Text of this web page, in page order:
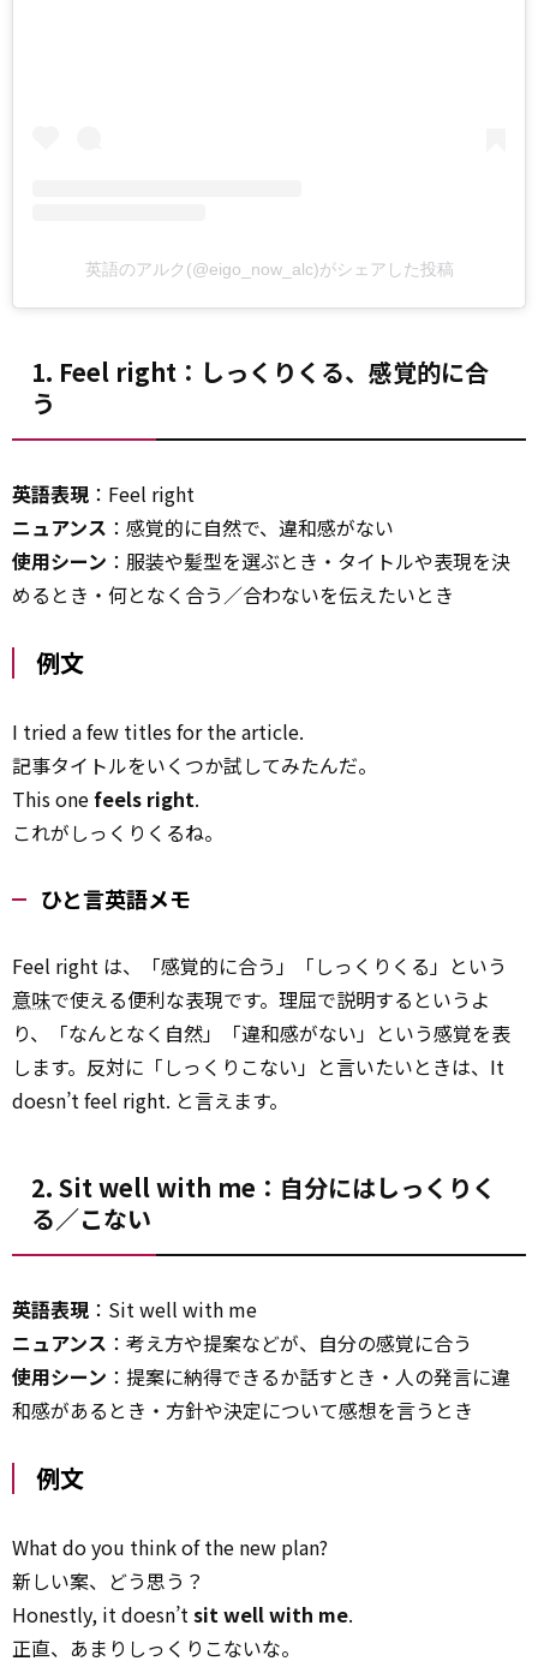
英語のアルク(@eigo_now_alc)がシェアした投稿
1. Feel right：しっくりくる、感覚的に合
う
英語表現 ：Feel right
ニュアンス ：感覚的に自然で、違和感がない
使用シーン ：服装や髪型を選ぶとき・タイトルや表現を決
めるとき・何となく合う／合わないを伝えたいとき
例文
I tried a few titles for the article.
記事タイトルをいくつか試してみたんだ。
This onefeels right.
これがしっくりくるね。
ひと言英語メモ
Feel right は、「感覚的に合う」「しっくりくる」という
意味で使える便利な表現です。理屈で説明するというよ
り、「なんとなく自然」「違和感がない」という感覚を表
します。反対に「しっくりこない」と言いたいときは、It
doesn’t feel right. と言えます。
2. Sit well with me：自分にはしっくりく
る／こない
英語表現 ：Sit well with me
ニュアンス ：考え方や提案などが、自分の感覚に合う
使用シーン ：提案に納得できるか話すとき・人の発言に違
和感があるとき・方針や決定について感想を言うとき
例文
What do you think of the new plan?
新しい案、どう思う？
Honestly, it doesn’t sit well with me.
正直、あまりしっくりこないな。